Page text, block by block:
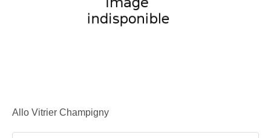
Allo Vitrier Champigny